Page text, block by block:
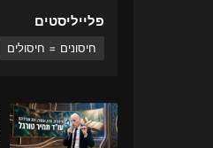
פלייליסטים
חיסונים = חיסולים